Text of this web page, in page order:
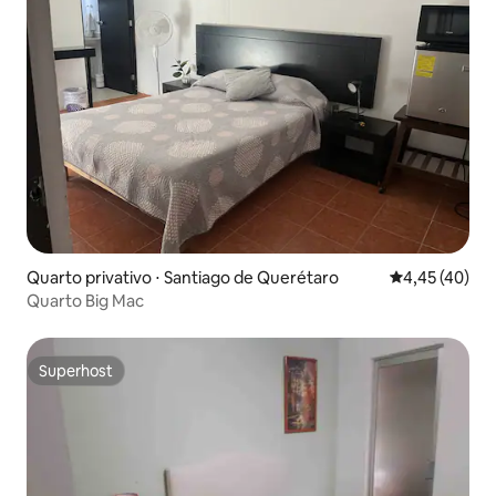
Quarto privativo ⋅ Santiago de Querétaro 4,45 de uma
4,45 (40)
Quarto Big Mac
Superhost
Superhost